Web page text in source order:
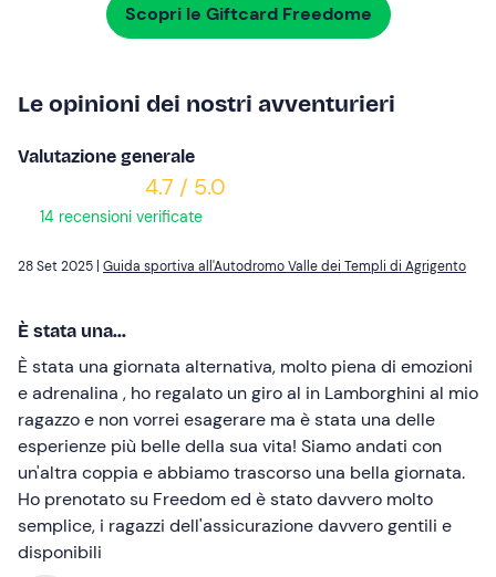
Scopri le Giftcard Freedome
Le opinioni dei nostri avventurieri
Valutazione generale
4.7 / 5.0
14 recensioni verificate
28 Set 2025 | Guida sportiva all'Autodromo Valle dei Templi di Agrigento
È stata una...
È stata una giornata alternativa, molto piena di emozioni
e adrenalina , ho regalato un giro al in Lamborghini al mio
ragazzo e non vorrei esagerare ma è stata una delle
esperienze più belle della sua vita! Siamo andati con
un'altra coppia e abbiamo trascorso una bella giornata.
Ho prenotato su Freedom ed è stato davvero molto
semplice, i ragazzi dell'assicurazione davvero gentili e
disponibili